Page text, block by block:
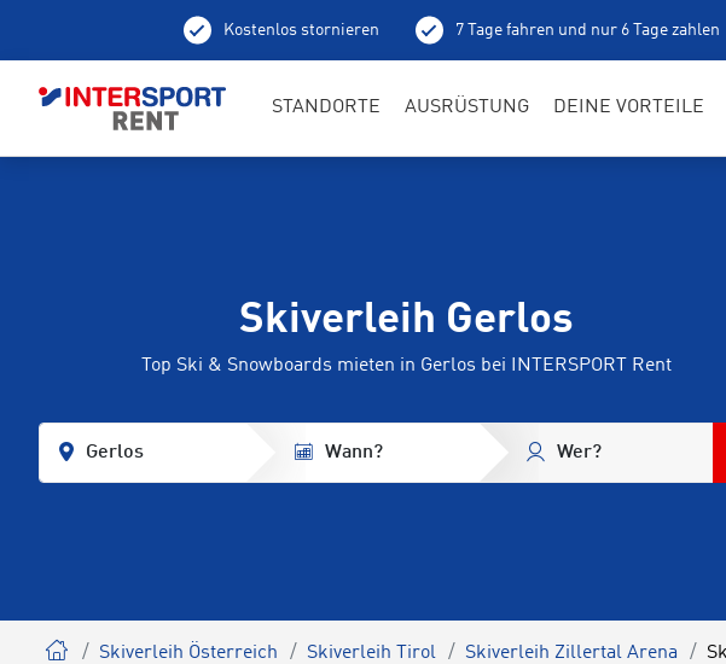
Kostenlos stornieren 7 Tage fahren und nur 6 Tage zahlen
STANDORTE AUSRÜSTUNG DEINE VORTEILE
Skiverleih Gerlos
Top Ski & Snowboards mieten in Gerlos bei INTERSPORT Rent
Gerlos Wann? Wer?
Skiverleih Österreich Skiverleih Tirol Skiverleih Zillertal Arena